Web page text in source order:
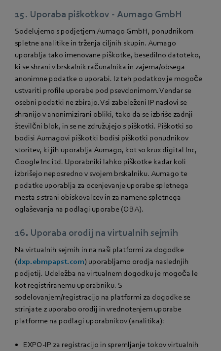
15. Uporaba piškotkov - Aumago GmbH
Sodelujemo s podjetjem Aumago GmbH, ponudnikom
spletne analitike in trženja ciljnih skupin. Aumago
uporablja tako imenovane piškotke, besedilno datoteko,
ki se shrani v brskalnik računalnika in zajema/obsega
anonimne podatke o uporabi. Iz teh podatkov je mogoče
ustvariti profile uporabe pod psevdonimom. Vendar se
osebni podatki ne zbirajo. Vsi zabeleženi IP naslovi se
shranijo v anonimizirani obliki, tako da se izbriše zadnji
številčni blok, in se ne združujejo s piškotki. Piškotki so
bodisi Aumagovi piškotki bodisi piškotki ponudnikov
storitev, ki jih uporablja Aumago, kot so krux digital Inc,
Google Inc itd. Uporabniki lahko piškotke kadar koli
izbrišejo neposredno v svojem brskalniku. Aumago te
podatke uporablja za ocenjevanje uporabe spletnega
mesta s strani obiskovalcev in za namene spletnega
oglaševanja na podlagi uporabe (OBA).
16. Uporaba orodij na virtualnih sejmih
Na virtualnih sejmih in na naši platformi za dogodke
(dxp.ebmpapst.com) uporabljamo orodja naslednjih
podjetij. Udeležba na virtualnem dogodku je mogoča le
kot registriranemu uporabniku. S
sodelovanjem/registracijo na platformi za dogodke se
strinjate z uporabo orodij in vrednotenjem uporabe
platforme na podlagi uporabnikov (analitika):
EXPO-IP za registracijo in spremljanje tokov virtualnih